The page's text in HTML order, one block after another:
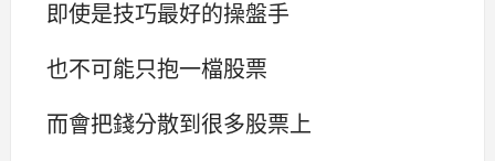
即使是技巧最好的操盤手
也不可能只抱一檔股票
而會把錢分散到很多股票上